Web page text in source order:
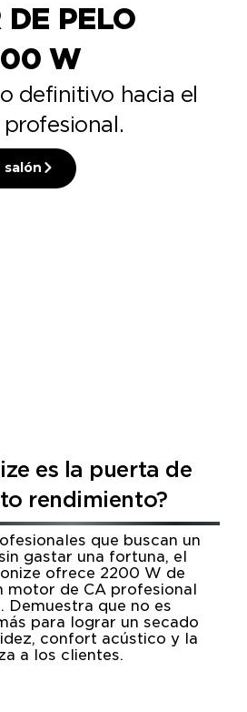
DE PELO
W
definitivo hacia el
salón
es la puerta de
rendimiento?
que buscan un
gastar una fortuna, el
ofrece 2200 W de
motor de CA profesional
Demuestra que no es
para lograr un secado
confort acústico y la
a los clientes.